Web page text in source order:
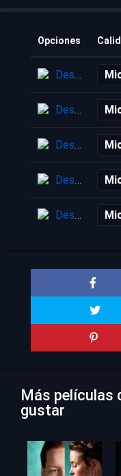
Opciones
Descarga
Descarga
Descarga
Descarga
Descarga
Más películas
gustar